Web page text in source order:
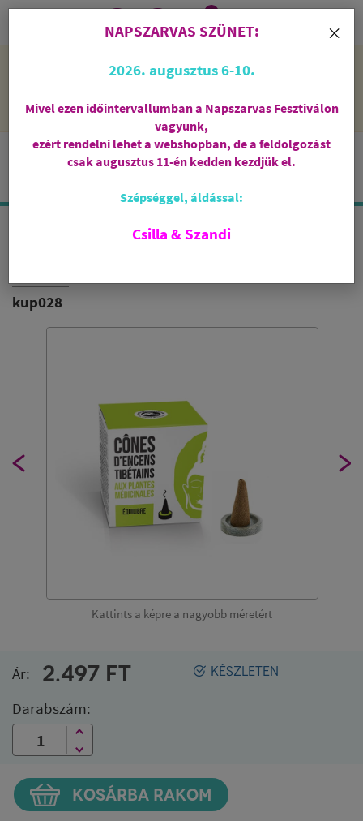
NAPSZARVAS SZÜNET: 2026. augusztus 6-10 - rendelni lehet
feldolgozni őket.
i
0
AROMANDISE TIBET VILÁGA
kup028
Kattints a képre a nagyobb méretért
KÉSZLETEN
Ár: 2.497 FT
Darabszám:
KOSÁRBA RAKOM
×
NAPSZARVAS SZÜNET:
2026. augusztus 6-10.
Mivel ezen időintervallumban a Napszarvas Fesztiválon
vagyunk,
ezért rendelni lehet a webshopban, de a feldolgozást
csak augusztus 11-én kedden kezdjük el.
Szépséggel, áldással:
Csilla & Szandi